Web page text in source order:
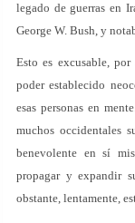
legado de guerras en
George W. Bush, y
Esto es excusable,
poder establecido
esas personas en
muchos occidentales
benevolente en sí
propagar y expandir
obstante, lentamente,